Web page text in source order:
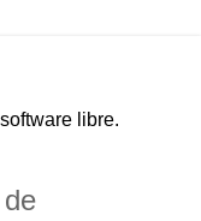
libre.